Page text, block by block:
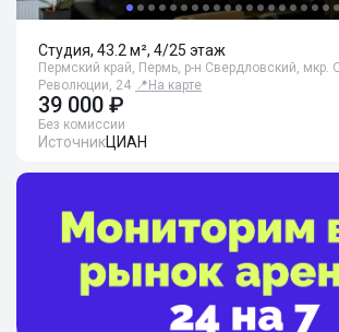
Студия, 43.2 м², 4/25 этаж
Пермский край, Пермь, р-н Свердловский, мкр.
Революции, 24 📍 На карте
39 000 ₽
Без комиссии
ИсточникЦИАН